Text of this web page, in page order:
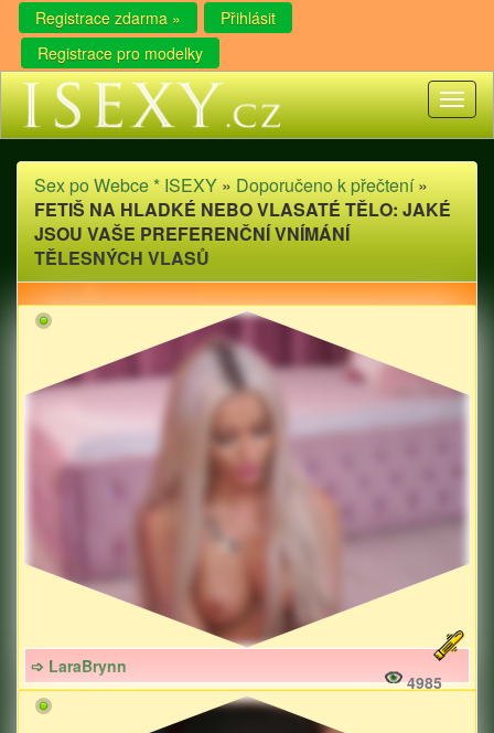
Registrace zdarma »
Přihlásit
Registrace pro modelky
Sex po Webce * ISEXY » Doporučeno k přečtení»
FETIŠ NA HLADKÉ NEBO VLASATÉ TĚLO: JAKÉ
JSOU VAŠE PREFERENČNÍ VNÍMÁNÍ
TĚLESNÝCH VLASŮ
➩ LaraBrynn
4985